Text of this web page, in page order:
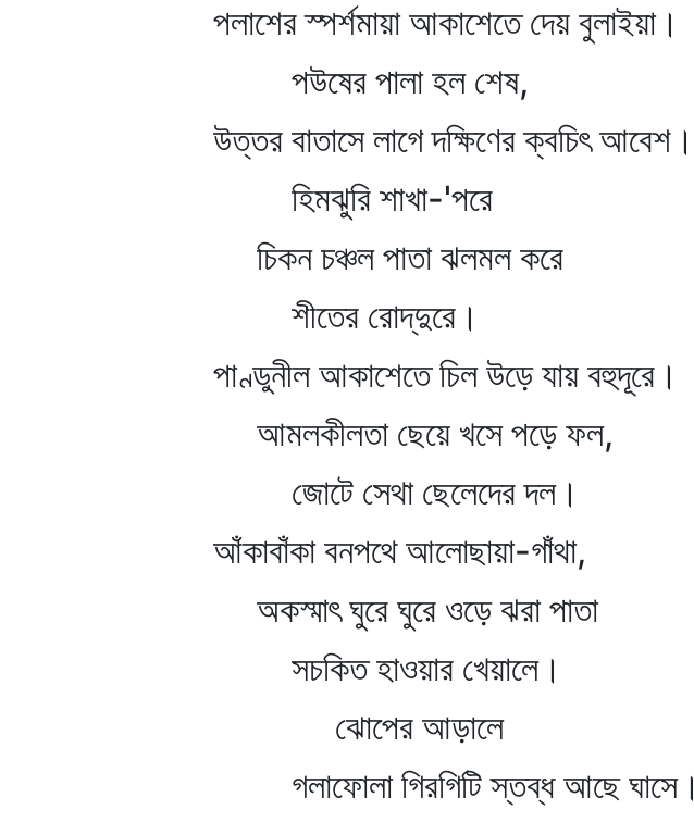
পলাশের স্পর্শমায়া আকাশেতে দেয় বুলাইয়া।
পউষের পালা হল শেষ,
উত্তর বাতাসে লাগে দক্ষিণের ক্বচিৎ আবেশ।
হিমঝুরি শাখা-'পরে
চিকন চঞ্চল পাতা ঝলমল করে
শীতের রোদ্‌দুরে।
পাণ্ডুনীল আকাশেতে চিল উড়ে যায় বহুদূরে।
আমলকীলতা ছেয়ে খসে পড়ে ফল,
জোটে সেথা ছেলেদের দল।
আঁকাবাঁকা বনপথে আলোছায়া-গাঁথা,
অকস্মাৎ ঘুরে ঘুরে ওড়ে ঝরা পাতা
সচকিত হাওয়ার খেয়ালে।
ঝোপের আড়ালে
গলাফোলা গিরগিটি স্তব্ধ আছে ঘাসে।